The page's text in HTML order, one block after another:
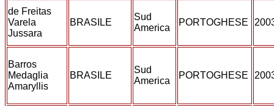
de Freitas
Varela
Jussara
BRASILE
Sud
America
PORTOGHESE
Barros
Medaglia
Amaryllis
BRASILE
Sud
America
PORTOGHESE